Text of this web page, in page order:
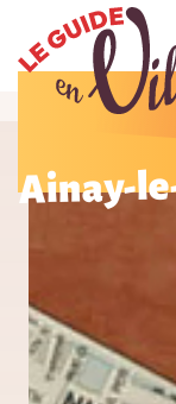
Ainay-